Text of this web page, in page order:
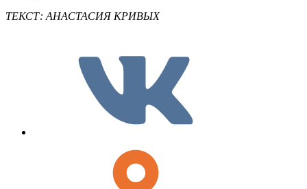
ТЕКСТ: АНАСТАСИЯ КРИВЫХ